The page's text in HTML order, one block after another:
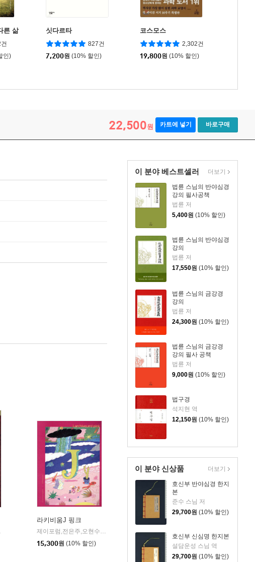
른 삶
인)
싯다르타
827건
7,200원 (10% 할인)
코스모스
2,302건
19,800원 (10% 할인)
22,500원 카트에 넣기 바로구매
이 분야 베스트셀러
법륜 스님의 반야심경
강의 필사공책
법륜 저
5,400원 (10% 할인)
법륜 스님의 반야심경
강의
법륜 저
17,550원 (10% 할인)
법륜 스님의 금강경
강의
법륜 저
24,300원 (10% 할인)
법륜 스님의 금강경
강의 필사 공책
법륜 저
9,000원 (10% 할인)
법구경
석지현 역
12,150원 (10% 할인)
더보기
이 분야 신상품
호신부 반야심경 한지
본
준수 스님 저
29,700원 (10% 할인)
호신부 신심명 한지본
설담운성 스님 역
29,700원 (10% 할인)
더보기
데
라키비움J 핑크
제이포럼,전은주,오현수,이시내,임민정,용희진,하예라,박재연,이경은,조이스박 공저
15,300원 (10% 할인)